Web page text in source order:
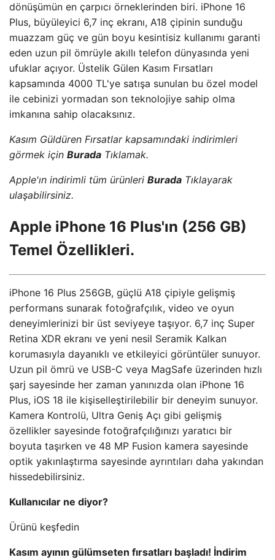
dönüşümün en çarpıcı örneklerinden biri. iPhone 16
Plus, büyüleyici 6,7 inç ekranı, A18 çipinin sunduğu
muazzam güç ve gün boyu kesintisiz kullanımı garanti
eden uzun pil ömrüyle akıllı telefon dünyasında yeni
ufuklar açıyor. Üstelik Gülen Kasım Fırsatları
kapsamında 4000 TL'ye satışa sunulan bu özel model
ile cebinizi yormadan son teknolojiye sahip olma
imkanına sahip olacaksınız.
Kasım Güldüren Fırsatlar kapsamındaki indirimleri
görmek için Burada Tıklamak.
Apple'ın indirimli tüm ürünleri Burada Tıklayarak
ulaşabilirsiniz.
Apple iPhone 16 Plus'ın (256 GB)
Temel Özellikleri.
iPhone 16 Plus 256GB, güçlü A18 çipiyle gelişmiş
performans sunarak fotoğrafçılık, video ve oyun
deneyimlerinizi bir üst seviyeye taşıyor. 6,7 inç Super
Retina XDR ekranı ve yeni nesil Seramik Kalkan
korumasıyla dayanıklı ve etkileyici görüntüler sunuyor.
Uzun pil ömrü ve USB-C veya MagSafe üzerinden hızlı
şarj sayesinde her zaman yanınızda olan iPhone 16
Plus, iOS 18 ile kişiselleştirilebilir bir deneyim sunuyor.
Kamera Kontrolü, Ultra Geniş Açı gibi gelişmiş
özellikler sayesinde fotoğrafçılığınızı yaratıcı bir
boyuta taşırken ve 48 MP Fusion kamera sayesinde
optik yakınlaştırma sayesinde ayrıntıları daha yakından
hissedebilirsiniz.
Kullanıcılar ne diyor?
Ürünü keşfedin
Kasım ayının gülümseten fırsatları başladı! İndirim